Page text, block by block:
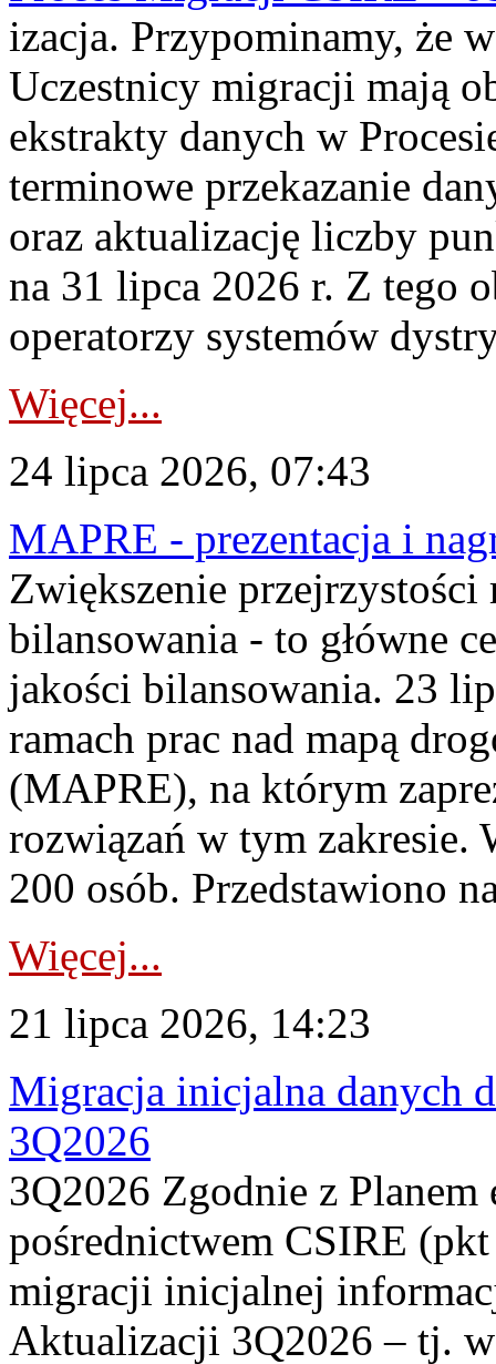
izacja. Przypominamy, że
Uczestnicy migracji mają
ekstrakty danych w
terminowe przekazanie
oraz aktualizację liczby
na 31 lipca 2026 r. Z tego
operatorzy systemów
Więcej...
24 lipca 2026, 07:43
MAPRE - prezentacja i
Zwiększenie
bilansowania - to główne
jakości bilansowania. 23
ramach prac nad mapą
(MAPRE), na którym
rozwiązań w tym zakresie.
200 osób. Przedstawiono
Więcej...
21 lipca 2026, 14:23
Migracja inicjalna danych
3Q2026
3Q2026 Zgodnie z
pośrednictwem CSIRE
migracji inicjalnej
Aktualizacji 3Q2026 – tj.